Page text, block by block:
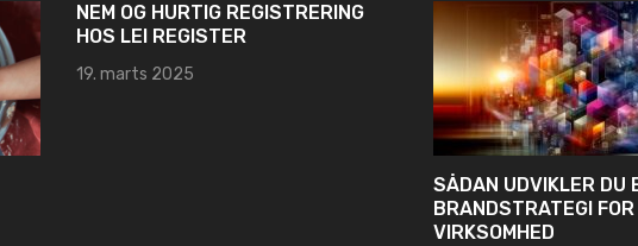
NEM OG HURTIG REGISTRERING
HOS LEI REGISTER
19. marts 2025
SÅDAN UDVIKLER DU
BRANDSTRATEGI FOR
VIRKSOMHED